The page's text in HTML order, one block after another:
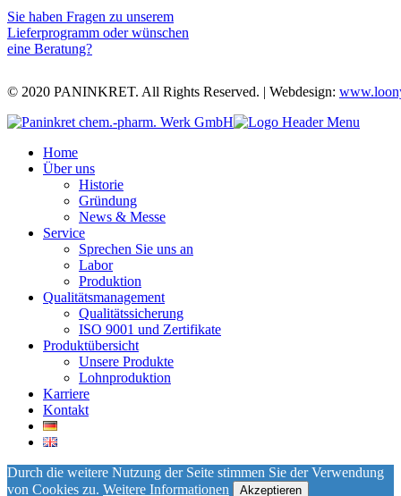
Sie haben Fragen zu unserem
Lieferprogramm oder wünschen
eine Beratung?
© 2020 PANINKRET. All Rights Reserved. | Webdesign:
Home
Über uns
Historie
Gründung
News & Messe
Service
Sprechen Sie uns an
Labor
Produktion
Qualitätsmanagement
Qualitätssicherung
ISO 9001 und Zertifikate
Produktübersicht
Unsere Produkte
Lohnproduktion
Karriere
Kontakt
Durch die weitere Nutzung der Seite stimmen Sie der Verwendung
von Cookies zu. Weitere Informationen Akzeptieren